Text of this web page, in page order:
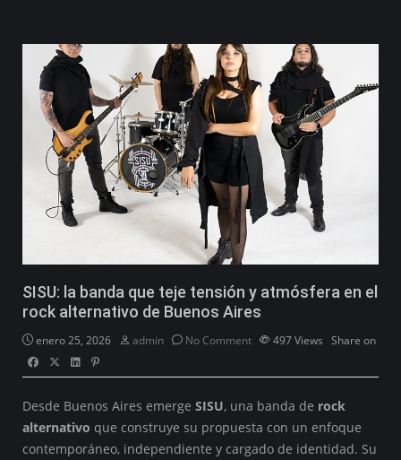
SISU: la banda que teje tensión y atmósfera en el
rock alternativo de Buenos Aires
enero 25, 2026 admin No Comment 497Views Share on
Desde Buenos Aires emerge SISU, una banda de rock
alternativo que construye su propuesta con un enfoque
contemporáneo, independiente y cargado de identidad. Su